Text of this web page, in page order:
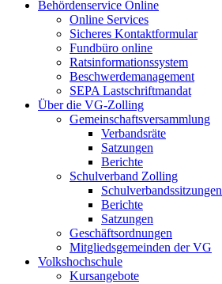
Behördenservice Online
Online Services
Sicheres Kontaktformular
Fundbüro online
Ratsinformationssystem
Beschwerdemanagement
SEPA Lastschriftmandat
Über die VG-Zolling
Gemeinschaftsversammlung
Verbandsräte
Satzungen
Berichte
Schulverband Zolling
Schulverbandssitzungen
Berichte
Satzungen
Geschäftsordnungen
Mitgliedsgemeinden der VG
Volkshochschule
Kursangebote